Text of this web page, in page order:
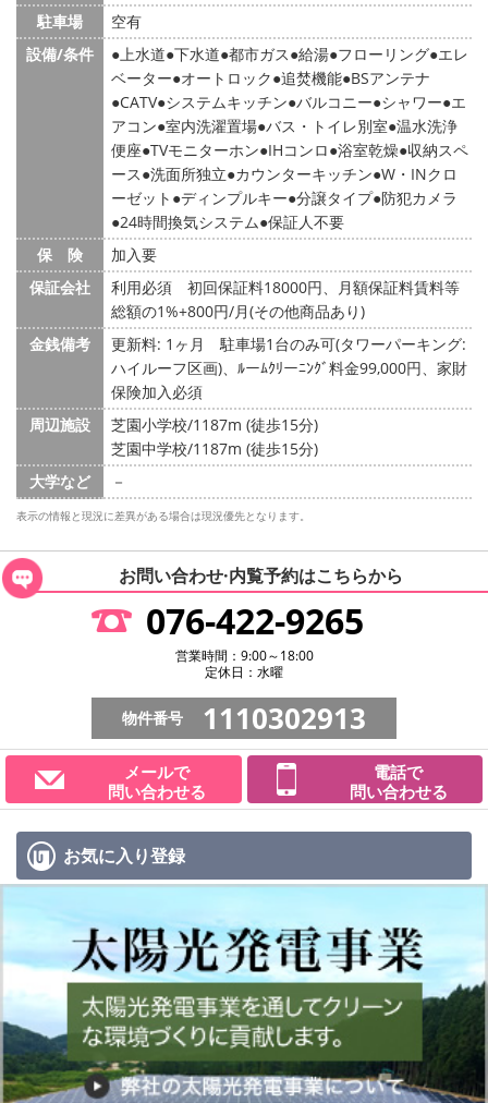
駐車場
空有
設備/条件
上水道 下水道 都市ガス 給湯 フローリング エレ
ベーター オートロック 追焚機能 BSアンテナ
CATV システムキッチン バルコニー シャワー エ
アコン 室内洗濯置場 バス・トイレ別室 温水洗浄
便座 TVモニターホン IHコンロ 浴室乾燥 収納スペ
ース 洗面所独立 カウンターキッチン W・INクロ
ーゼット ディンプルキー 分譲タイプ 防犯カメラ
24時間換気システム 保証人不要
保 険
加入要
保証会社
利用必須 初回保証料18000円、月額保証料賃料等
総額の1%+800円/月(その他商品あり)
金銭備考
更新料: 1ヶ月
駐車場1台のみ可(タワーパーキング:
ハイルーフ区画)、ﾙーﾑｸﾘーﾆﾝｸﾞ料金99,000円、家財
保険加入必須
周辺施設
芝園小学校/1187m (徒歩15分)
芝園中学校/1187m (徒歩15分)
大学など
－
表示の情報と現況に差異がある場合は現況優先となります。
お問い合わせ·内覧予約はこちらから
076-422-9265
営業時間：9:00～18:00
定休日：水曜
物件番号 1110302913
メールで
問い合わせる
電話で
問い合わせる
お気に入り登録